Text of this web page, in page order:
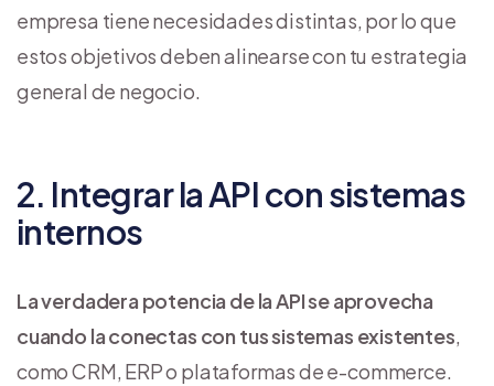
empresa tiene necesidades distintas, por lo que
estos objetivos deben alinearse con tu estrategia
general de negocio.
2. Integrar la API con sistemas
internos
La verdadera potencia de la API se aprovecha
cuando la conectas con tus sistemas existentes,
como CRM, ERP o plataformas de e-commerce.